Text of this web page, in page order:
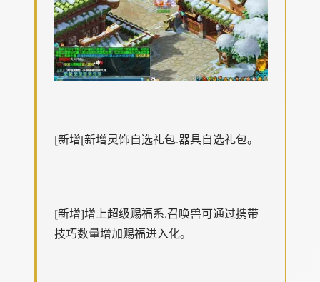
[新增[新增灵饰自选礼包.器具自选礼包。
[新增]增上超级赐福系.召唤兽可通过携带
技巧数量增加赐福进入化。